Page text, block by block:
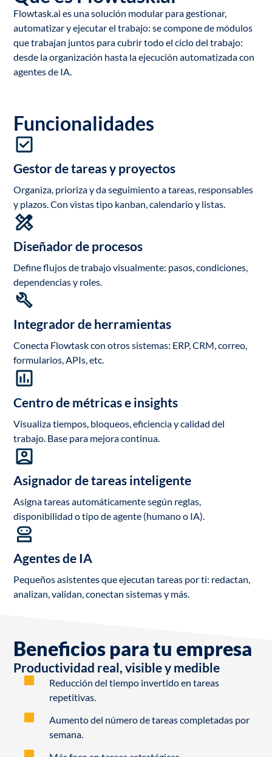
Flowtask.ai es una solución modular para gestionar,
automatizar y ejecutar el trabajo: se compone de módulos
que trabajan juntos para cubrir todo el ciclo del trabajo:
desde la organización hasta la ejecución automatizada con
agentes de IA.
Funcionalidades
Gestor de tareas y proyectos
Organiza, prioriza y da seguimiento a tareas, responsables
y plazos. Con vistas tipo kanban, calendario y listas.
Diseñador de procesos
Define flujos de trabajo visualmente: pasos, condiciones,
dependencias y roles.
Integrador de herramientas
Conecta Flowtask con otros sistemas: ERP, CRM, correo,
formularios, APIs, etc.
Centro de métricas e insights
Visualiza tiempos, bloqueos, eficiencia y calidad del
trabajo. Base para mejora continua.
Asignador de tareas inteligente
Asigna tareas automáticamente según reglas,
disponibilidad o tipo de agente (humano o IA).
Agentes de IA
Pequeños asistentes que ejecutan tareas por ti: redactan,
analizan, validan, conectan sistemas y más.
Beneficios para tu empresa
Productividad real, visible y medible
Reducción del tiempo invertido en tareas
repetitivas.
Aumento del número de tareas completadas por
semana.